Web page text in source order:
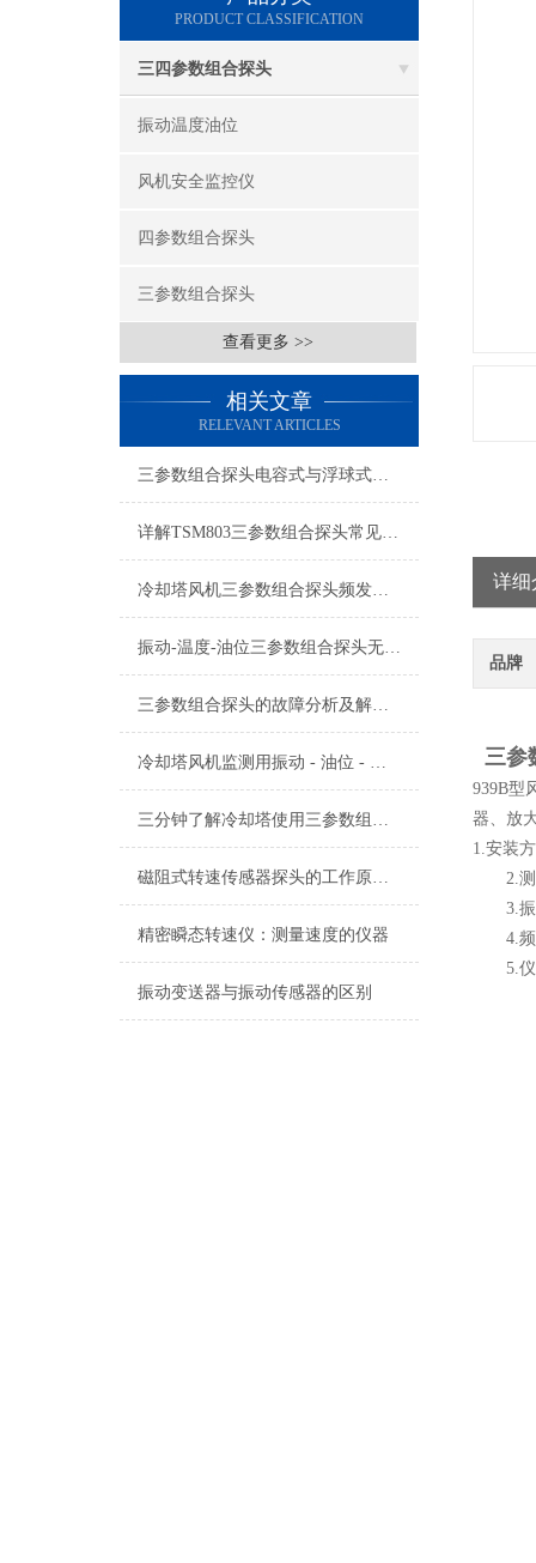
PRODUCT CLASSIFICATION
三四参数组合探头
振动温度油位
风机安全监控仪
四参数组合探头
三参数组合探头
查看更多 >>
相关文章
RELEVANT ARTICLES
三参数组合探头电容式与浮球式的优劣对比有哪些？
详解TSM803三参数组合探头常见故障及针对性解决策略
冷却塔风机三参数组合探头频发异常？振动、温度、油位故障分步自检+判断
振动-温度-油位三参数组合探头无信号故障原因有哪些？
三参数组合探头的故障分析及解决方法
冷却塔风机监测用振动 - 油位 - 油温三参数组合探头的使用及注意事项
三分钟了解冷却塔使用三参数组合探头
磁阻式转速传感器探头的工作原理及参数
精密瞬态转速仪：测量速度的仪器
振动变送器与振动传感器的区别
详细
品牌
三参
939B型
器、放
1.安装
2.测量
3.振
4.频
5.仪表